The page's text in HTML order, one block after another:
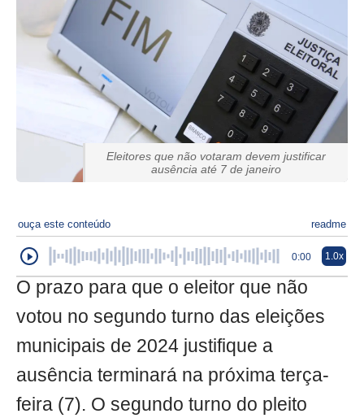
Eleitores que não votaram devem justificar
ausência até 7 de janeiro
ouça este conteúdo readme
0:00 1.0x
O prazo para que o eleitor que não
votou no segundo turno das eleições
municipais de 2024 justifique a
ausência terminará na próxima terça-
feira (7). O segundo turno do pleito